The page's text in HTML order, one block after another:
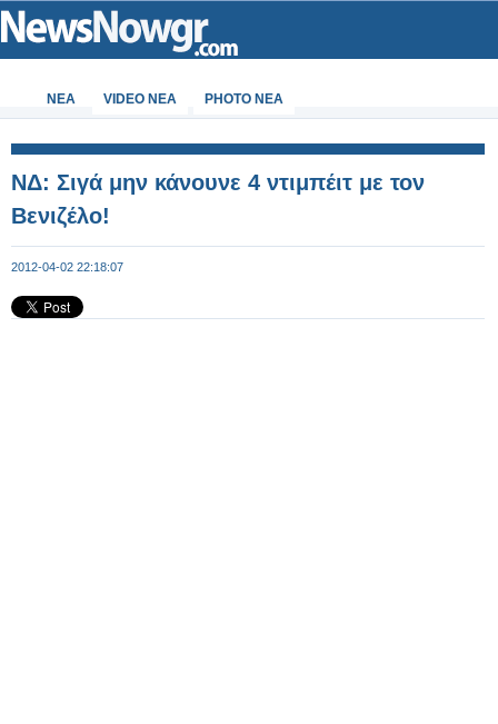
ΝΕΑ VIDEO NEA PHOTO NEA
ΝΔ: Σιγά μην κάνουνε 4 ντιμπέιτ με τον
Βενιζέλο!
2012-04-02 22:18:07